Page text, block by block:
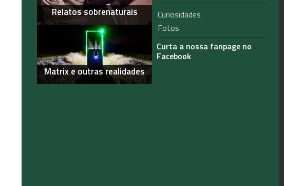
Relatos sobrenaturais
Matrix e outras realidades
Curiosidades
Fotos
Curta a nossa fanpage no
Facebook